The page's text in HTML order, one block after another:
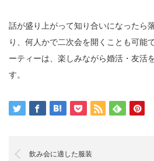
話が盛り上がって知り合いになったら
り、何人かで二次会を開くことも可能
ーティーは、楽しみながら婚活・友活
す。
飲み会に適した服装